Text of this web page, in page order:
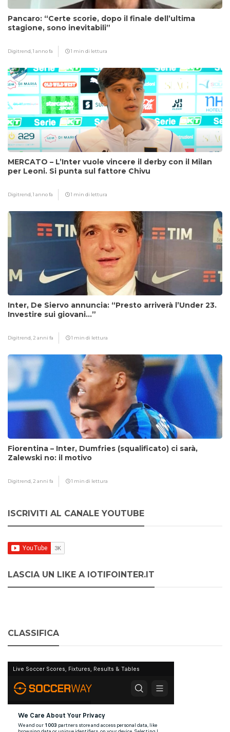
Pancaro: “Certe scorie, dopo il finale dell’ultima
stagione, sono inevitabili”
Digitrend,1 anno fa 1 min di lettura
MERCATO – L’Inter vuole vincere il derby con il Milan
per Leoni. Si punta sul fattore Chivu
Digitrend,1 anno fa 1 min di lettura
Inter, De Siervo annuncia: “Presto arriverà l’Under 23.
Investire sui giovani…”
Digitrend, 2 anni fa 1 min di lettura
Fiorentina – Inter, Dumfries (squalificato) ci sarà,
Zalewski no: il motivo
Digitrend, 2 anni fa 1 min di lettura
ISCRIVITI AL CANALE YOUTUBE
LASCIA UN LIKE A IOTIFOINTER.IT
CLASSIFICA